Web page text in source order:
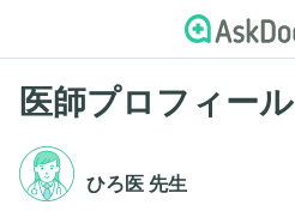
医師プロフィール
ひろ医 先生